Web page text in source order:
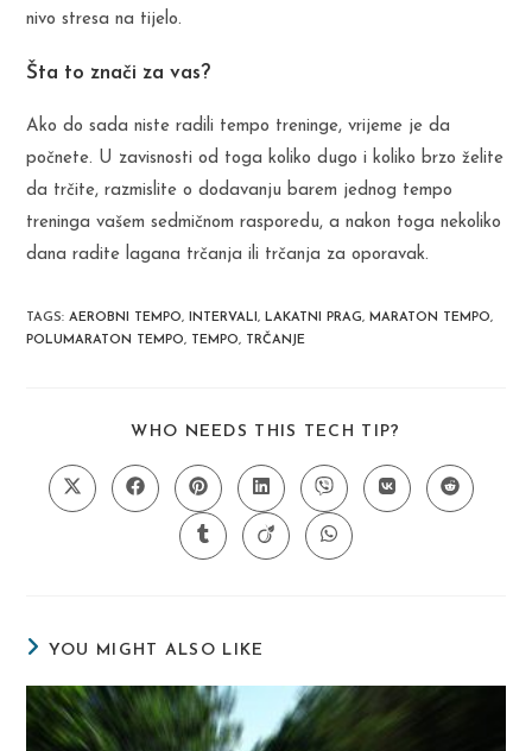
nivo stresa na tijelo.
Šta to znači za vas?
Ako do sada niste radili tempo treninge, vrijeme je da
počnete. U zavisnosti od toga koliko dugo i koliko brzo želite
da trčite, razmislite o dodavanju barem jednog tempo
treninga vašem sedmičnom rasporedu, a nakon toga nekoliko
dana radite lagana trčanja ili trčanja za oporavak.
TAGS:AEROBNI TEMPO, INTERVALI, LAKATNI PRAG, MARATON TEMPO,
POLUMARATON TEMPO, TEMPO, TRČANJE
WHO NEEDS THIS TECH TIP?
CONTENT
Opens
in
Opens
in
Opens
in
a
new
window
Opens
in
a
new
window
Opens
in
a
new
window
Opens
in
Opens
in
Opens
in
Opens
in
Opens
in
YOU MIGHT ALSO LIKE